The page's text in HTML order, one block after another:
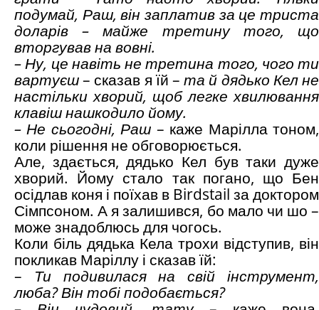
подумай, Раш, він заплатив за це триста
доларів – майже третину того, що
вторгував на вовні.
– Ну, це навіть не третина того, чого ти
вартуєш– сказав я їй – та й дядько Кел не
настільки хворий, щоб легке хвилювання
клавіш нашкодило йому.
– Не сьогодні, Раш – каже Марілла тоном,
коли рішення не обговорюється.
Але, здається, дядько Кел був таки дуже
хворий. Йому стало так погано, що Бен
осідлав коня і поїхав в Birdstail за доктором
Сімпсоном. А я залишився, бо мало чи шо –
може знадоблюсь для чогось.
Коли біль дядька Кела трохи відступив, він
покликав Маріллу і сказав їй:
– Ти подивилася на свій інструмент,
люба? Він тобі подобається?